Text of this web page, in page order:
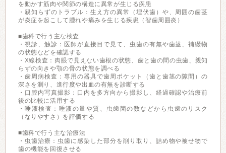
を動かす筋肉や関節の構造に異常が生じる疾患
・親知らずのトラブル：生え方の異常（埋伏歯）や、周囲の歯茎
が炎症を起こして腫れや痛みを生じる疾患（智歯周囲炎）
■歯科で行う主な検査
・視診、触診：医師が直接目で見て、虫歯の有無や歯茎、補綴物
の状態などを確認する
・X線検査：肉眼で見えない歯根の状態、歯と歯の間の虫歯、親知
らずの向きや顎の骨の状態を調べる
・歯周病検査：専用の器具で歯周ポケット（歯と歯茎の隙間）の
深さを測り、進行度や出血の有無を診断する
・口腔内写真撮影：口内を多方向から撮影し、経過確認や治療前
後の比較に活用する
・唾液検査：唾液の量や質、虫歯菌の数などから虫歯のリスク
（なりやすさ）を評価する
■歯科で行う主な治療法
・虫歯治療：虫歯に感染した部分を削り取り、詰め物や被せ物で
歯の機能を回復させる